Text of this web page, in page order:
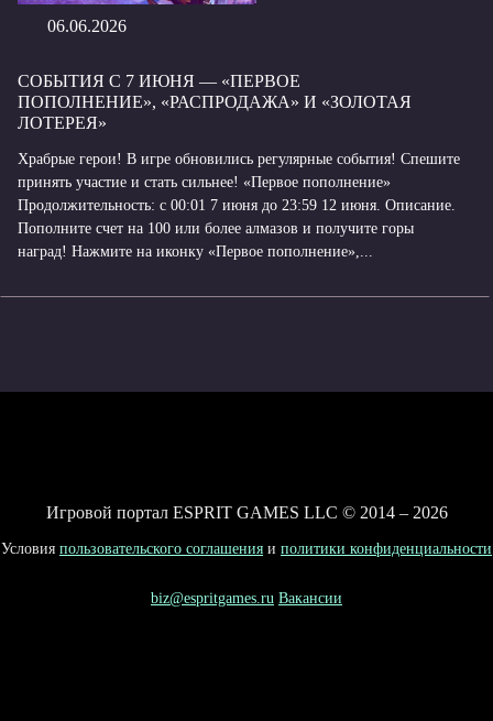
06.06.2026
СОБЫТИЯ С 7 ИЮНЯ — «ПЕРВОЕ
ПОПОЛНЕНИЕ», «РАСПРОДАЖА» И «ЗОЛОТАЯ
ЛОТЕРЕЯ»
Храбрые герои! В игре обновились регулярные события! Спешите
принять участие и стать сильнее! «Первое пополнение»
Продолжительность: с 00:01 7 июня до 23:59 12 июня. Описание.
Пополните счет на 100 или более алмазов и получите горы
наград! Нажмите на иконку «Первое пополнение»,...
Игровой портал ESPRIT GAMES LLC © 2014 – 2026
Условия пользовательского соглашения и политики конфиденциальности
biz@espritgames.ru Вакансии